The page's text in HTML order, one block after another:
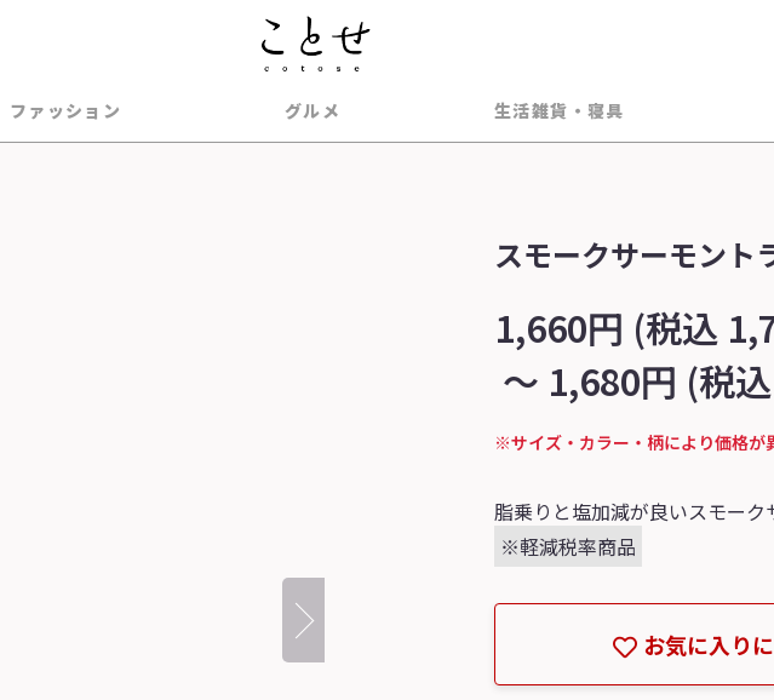
ファッション グルメ 生活雑貨・寝具
スモークサーモント
1,660円 (税込
～ 1,680円 (税
※サイズ・カラー・柄により価格が
脂乗りと塩加減が良いスモーク
※軽減税率商品
お気に入り